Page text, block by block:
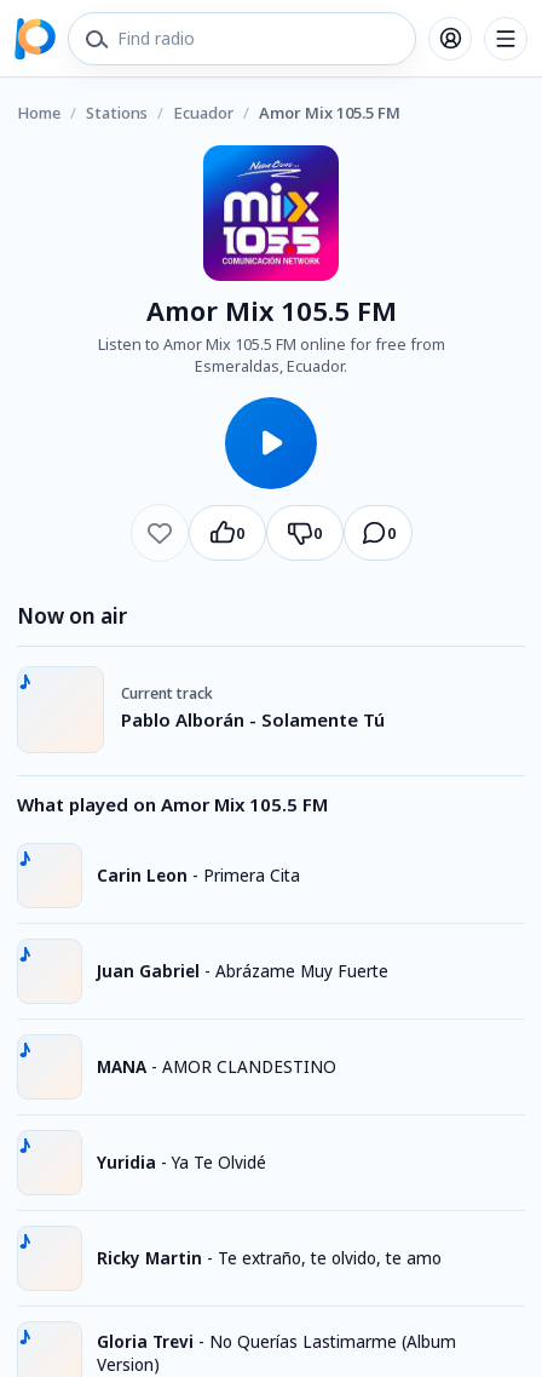
Home / Stations / Ecuador / Amor Mix 105.5 FM
Amor Mix 105.5 FM
Listen to Amor Mix 105.5 FM online for free from
Esmeraldas, Ecuador.
0 0 0
Now on air
Current track
Pablo Alborán - Solamente Tú
What played on Amor Mix 105.5 FM
Carin Leon - Primera Cita
Juan Gabriel - Abrázame Muy Fuerte
MANA - AMOR CLANDESTINO
Yuridia -Ya Te Olvidé
Ricky Martin - Te extraño, te olvido, te amo
Gloria Trevi - No Querías Lastimarme (Album
Version)